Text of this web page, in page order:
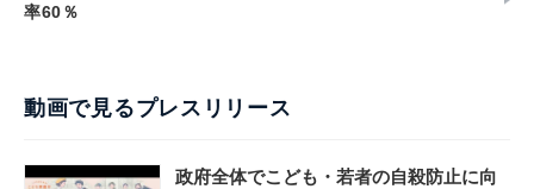
率60％
動画で見るプレスリリース
政府全体でこども・若者の自殺防止に向